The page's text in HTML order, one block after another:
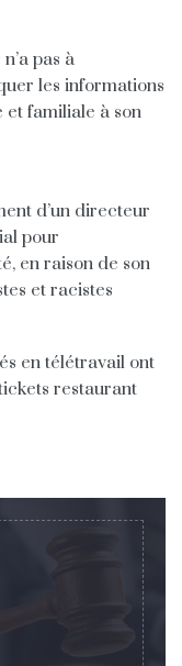
pas à
les informations
familiale à son
d’un directeur
pour
en raison de son
et racistes
en télétravail ont
restaurant